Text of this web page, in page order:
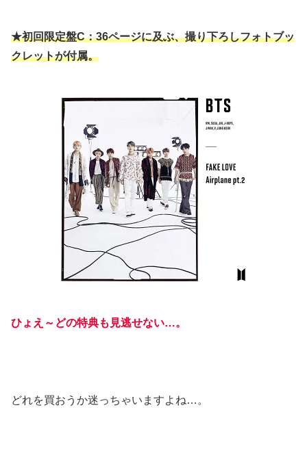
★初回限定盤C：36ページに及ぶ、撮り下ろしフォトブッ
クレットが付属。
ひょえ～どの特典も見逃せない…。
どれを買おうか迷っちゃいますよね…。